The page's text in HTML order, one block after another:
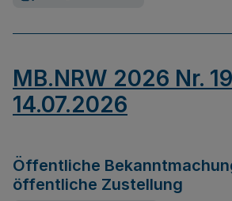
MB.NRW 2026 Nr.
14.07.2026
Öffentliche
öffentliche Zustellung